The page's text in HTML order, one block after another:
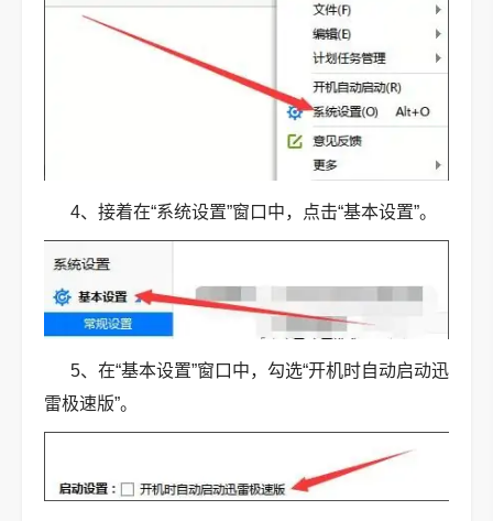
4、接着在“系统设置”窗口中，点击“基本设置”。
5、在“基本设置”窗口中，勾选“开机时自动启动迅
雷极速版”。